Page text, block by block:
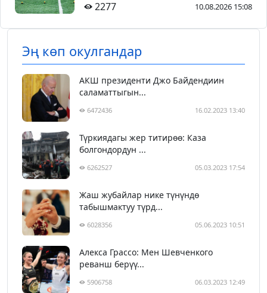
2277 10.08.2026 15:08
Эң көп окулгандар
АКШ президенти Джо Байдендиин
саламаттыгын...
6472436 16.02.2023 13:40
Түркиядагы жер титирөө: Каза
болгондордун ...
6262527 05.03.2023 17:54
Жаш жубайлар нике түнүндө
табышмактуу түрд...
6028356 05.06.2023 10:51
Алекса Грассо: Мен Шевченкого
реванш берүү...
5906758 06.03.2023 12:49